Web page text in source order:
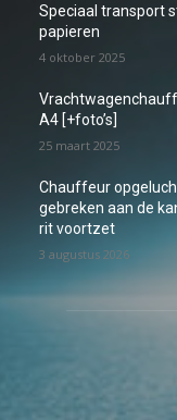
Speciaal transport
papieren
4 oktober 2025
A4 [+foto’s]
25 maart 2025
Chauffeur
gebreken aan de
rit voortzet
3 augustus 2026